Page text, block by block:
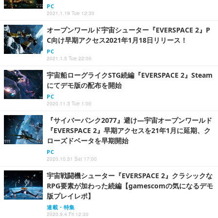
PC
2021.1.19 Tue 12:30
オープンワールド宇宙シューター『EVERSPACE 2』P
C向け早期アクセス2021年1月18日リリース！
PC
2021.1.5 Tue 22:00
宇宙船ローグライクSTG続編『EVERSPACE 2』Steam
にてデモ版の配布を開始
PC
2020.11.3 Tue 1:00
『サイバーパンク2077』避け―宇宙オープンワールド
『EVERSPACE 2』早期アクセスを21年1月に延期、ク
ローズドベータを早期開始
PC
2020.10.31 Sat 17:00
宇宙戦闘機シューター『EVERSPACE 2』クラシックな
RPG要素が加わった続編【gamescomの気になるデモ
版プレイレポ】
連載・特集
2020.9.4 Fri 12:30